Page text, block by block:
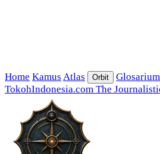
Home Kamus Atlas Orbit Glosarium
TokohIndonesia.com The